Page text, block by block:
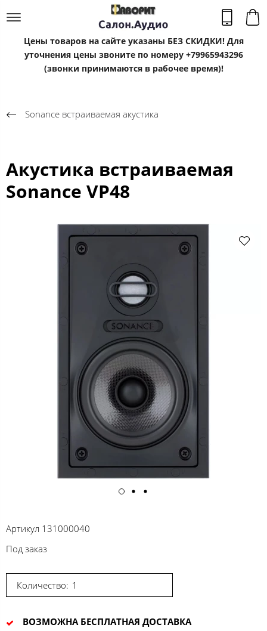
Цены товаров на сайте указаны БЕЗ СКИДКИ! Для
уточнения цены звоните по номеру +79965943296
(звонки принимаются в рабочее время)!
Sonance встраиваемая акустика
Акустика встраиваемая
Sonance VP48
Артикул 131000040
Под заказ
Количество:
ВОЗМОЖНА БЕСПЛАТНАЯ ДОСТАВКА